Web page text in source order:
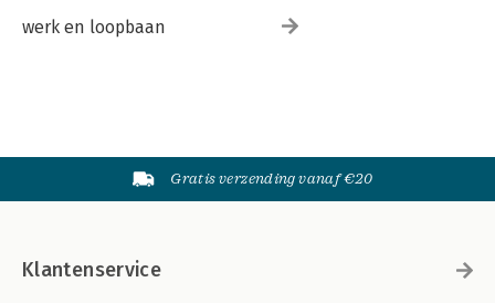
werk en loopbaan
Gratis verzending vanaf €20
Klantenservice